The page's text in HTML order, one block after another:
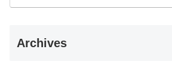
Archives